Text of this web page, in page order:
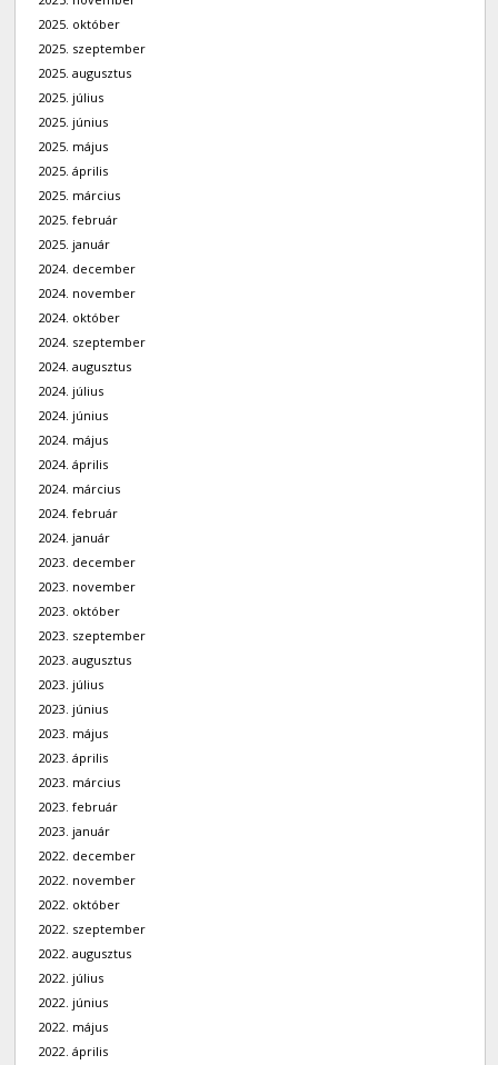
2025. október
2025. szeptember
2025. augusztus
2025. július
2025. június
2025. május
2025. április
2025. március
2025. február
2025. január
2024. december
2024. november
2024. október
2024. szeptember
2024. augusztus
2024. július
2024. június
2024. május
2024. április
2024. március
2024. február
2024. január
2023. december
2023. november
2023. október
2023. szeptember
2023. augusztus
2023. július
2023. június
2023. május
2023. április
2023. március
2023. február
2023. január
2022. december
2022. november
2022. október
2022. szeptember
2022. augusztus
2022. július
2022. június
2022. május
2022. április